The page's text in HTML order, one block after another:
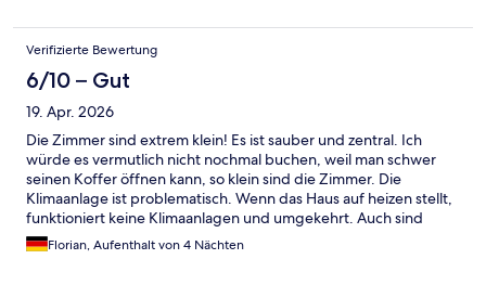
Verifizierte Bewertung
6/10 – Gut
19. Apr. 2026
Die Zimmer sind extrem klein! Es ist sauber und zentral. Ich
würde es vermutlich nicht nochmal buchen, weil man schwer
seinen Koffer öffnen kann, so klein sind die Zimmer. Die
Klimaanlage ist problematisch. Wenn das Haus auf heizen stellt,
funktioniert keine Klimaanlagen und umgekehrt. Auch sind
sowohl die Bedienung als auch das Display auf Japanisch. Die
Bedienung kann man leicht mit Übersetzungssoftware
Florian, Aufenthalt von 4 Nächten